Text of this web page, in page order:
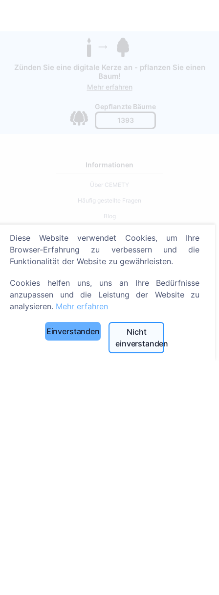
Zünden Sie eine digitale Kerze an - pflanzen Sie einen
Baum!
Mehr erfahren
Gepflanzte Bäume
1393
Informationen
Über CEMETY
Häufig gestellte Fragen
Blog
Datenschutzrichtlinie
Zahlungsverfahren
Cookie-Einstellungen
Suche
Friedhöfe suchen
Diese Website verwendet Cookies, um Ihre
Browser-Erfahrung zu verbessern und die
Funktionalität der Website zu gewährleisten.
Cookies helfen uns, uns an Ihre Bedürfnisse
anzupassen und die Leistung der Website zu
analysieren. Mehr erfahren
Einverstanden
Nicht
einverstanden